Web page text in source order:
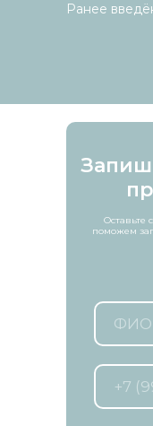
Ранее
Оставьте
поможем